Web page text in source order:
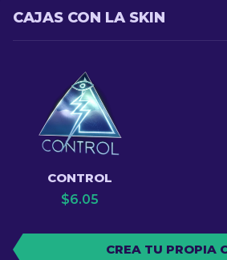
CAJAS CON LA SKIN
CONTROL
$6.05
CREA TU PROPIA